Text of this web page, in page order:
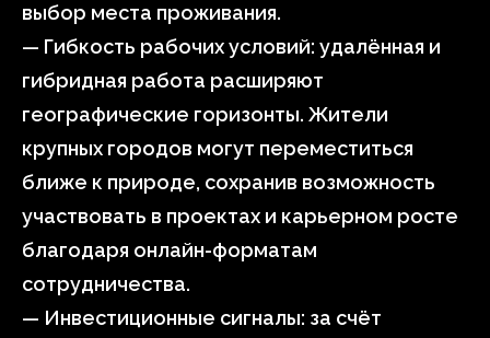
выбор места проживания.
— Гибкость рабочих условий: удалённая и
гибридная работа расширяют
географические горизонты. Жители
крупных городов могут переместиться
ближе к природе, сохранив возможность
участвовать в проектах и карьерном росте
благодаря онлайн-форматам
сотрудничества.
— Инвестиционные сигналы: за счёт